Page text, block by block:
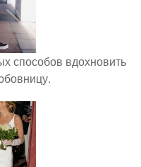
способов вдохновить